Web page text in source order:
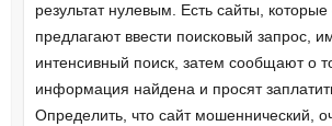
результат нулевым. Есть сайты, которые
предлагают ввести поисковый запрос,
интенсивный поиск, затем сообщают о
информация найдена и просят
Определить, что сайт мошеннический,